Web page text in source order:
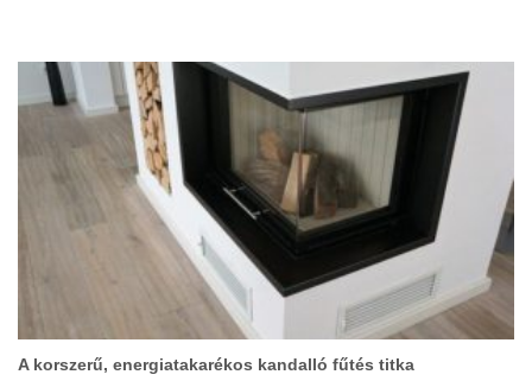
A korszerű, energiatakarékos kandalló fűtés titka